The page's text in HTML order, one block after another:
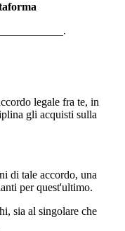
legale fra te, in
gli acquisti sulla
di tale accordo, una
per quest'ultimo.
sia al singolare che